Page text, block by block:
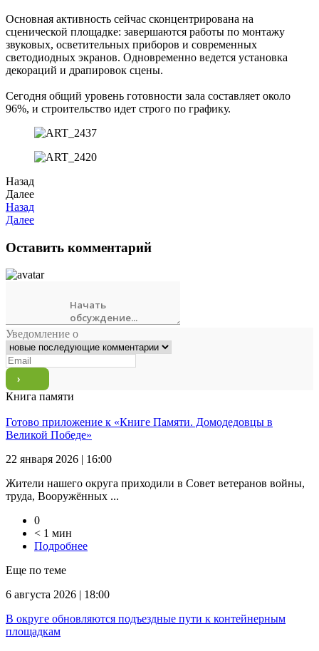
Основная активность сейчас сконцентрирована на
сценической площадке: завершаются работы по монтажу
звуковых, осветительных приборов и современных
светодиодных экранов. Одновременно ведется установка
декораций и драпировок сцены.
Сегодня общий уровень готовности зала составляет около
96%, и строительство идет строго по графику.
Назад
Далее
Назад
Далее
Оставить комментарий
Уведомление о
Книга памяти
Готово приложение к «Книге Памяти. Домодедовцы в
Великой Победе»
22 января 2026 | 16:00
Жители нашего округа приходили в Совет ветеранов войны,
труда, Вооружённых ...
0
< 1 мин
Подробнее
Еще по теме
6 августа 2026 | 18:00
В округе обновляются подъездные пути к контейнерным
площадкам